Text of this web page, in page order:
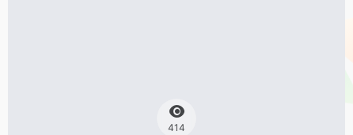
414